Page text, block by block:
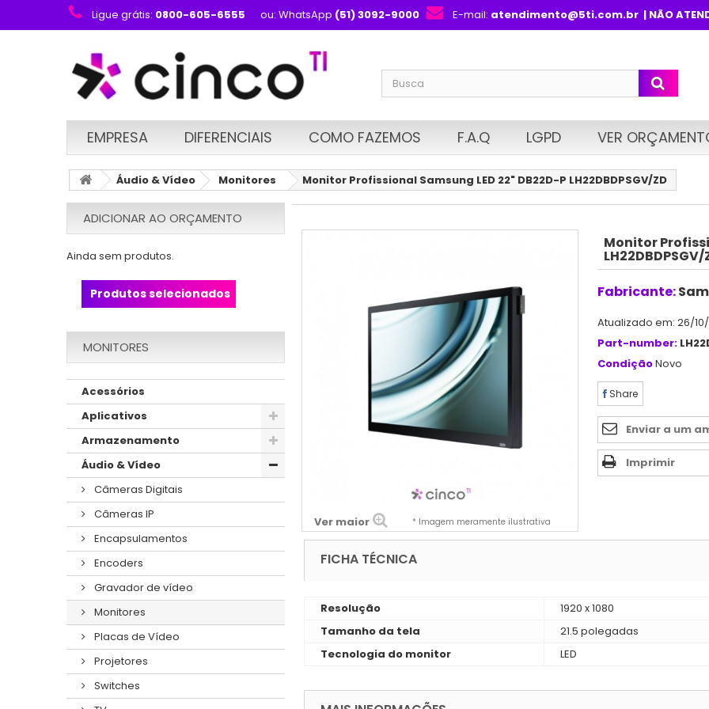
Ligue grátis: 0800-605-6555 ou: WhatsApp (51) 3092-9000 E-mail: atendimento@5ti.com.br| NÃO
EMPRESA DIFERENCIAIS COMO FAZEMOS F.A.Q LGPD VER
Áudio & Vídeo Monitores Monitor Profissional Samsung LED 22" DB22D-P LH22DBDPSGV/ZD
ADICIONAR AO ORÇAMENTO
Ainda sem produtos.
Produtos selecionados
MONITORES
Acessórios
Aplicativos
Armazenamento
Áudio & Vídeo
Câmeras Digitais
Câmeras IP
Encapsulamentos
Encoders
Gravador de vídeo
Monitores
Placas de Vídeo
Projetores
Switches
Ver maior * Imagem meramente ilustrativa
Monitor
LH22DBDPSGV/
Fabricante:
Atualizado em: 26/10/
Part-number:
CondiçãoNovo
Share
Enviar a um
Imprimir
FICHA TÉCNICA
Resolução
1920 x 1080
Tamanho da tela
21.5 polegadas
Tecnologia do monitor
LED